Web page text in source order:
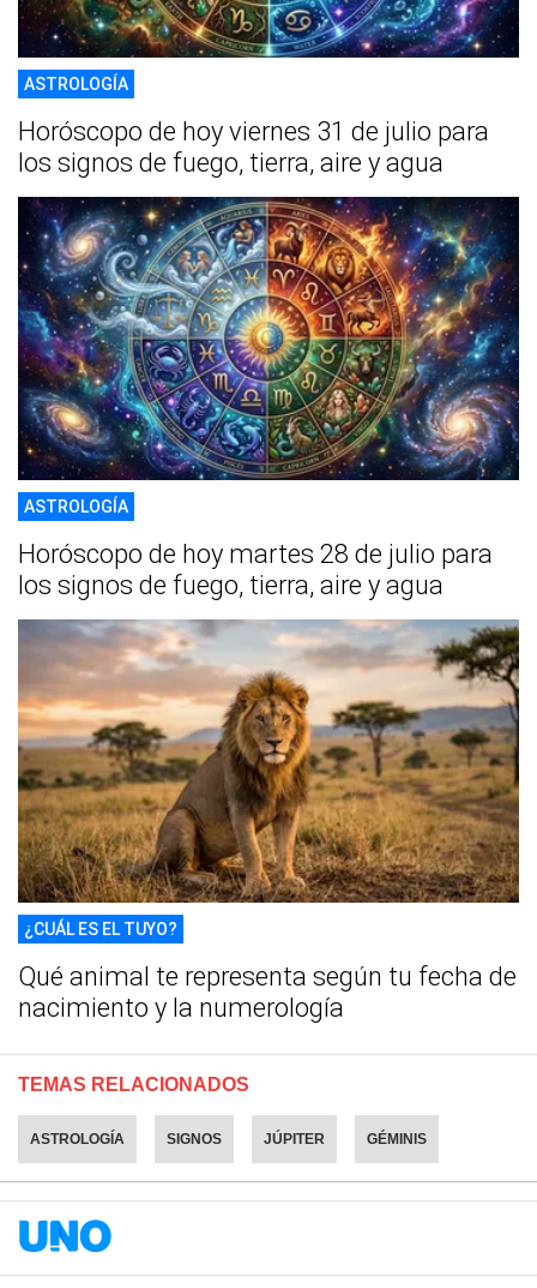
ASTROLOGÍA
Horóscopo de hoy viernes 31 de julio para
los signos de fuego, tierra, aire y agua
ASTROLOGÍA
Horóscopo de hoy martes 28 de julio para
los signos de fuego, tierra, aire y agua
¿CUÁL ES EL TUYO?
Qué animal te representa según tu fecha de
nacimiento y la numerología
TEMAS RELACIONADOS
ASTROLOGÍA SIGNOS JÚPITER GÉMINIS